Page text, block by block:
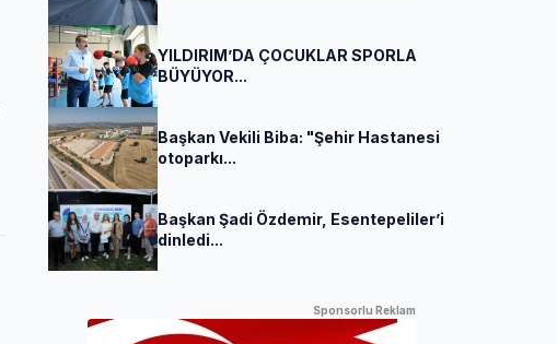
YILDIRIM’DA ÇOCUKLAR SPORLA
BÜYÜYOR...
Başkan Vekili Biba: "Şehir Hastanesi
otoparkı...
Başkan Şadi Özdemir, Esentepeliler’i
dinledi...
Sponsorlu Reklam